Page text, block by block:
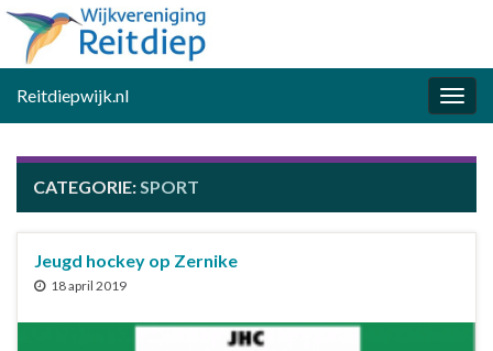
Reitdiepwijk.nl
CATEGORIE:SPORT
Jeugd hockey op Zernike
18 april 2019